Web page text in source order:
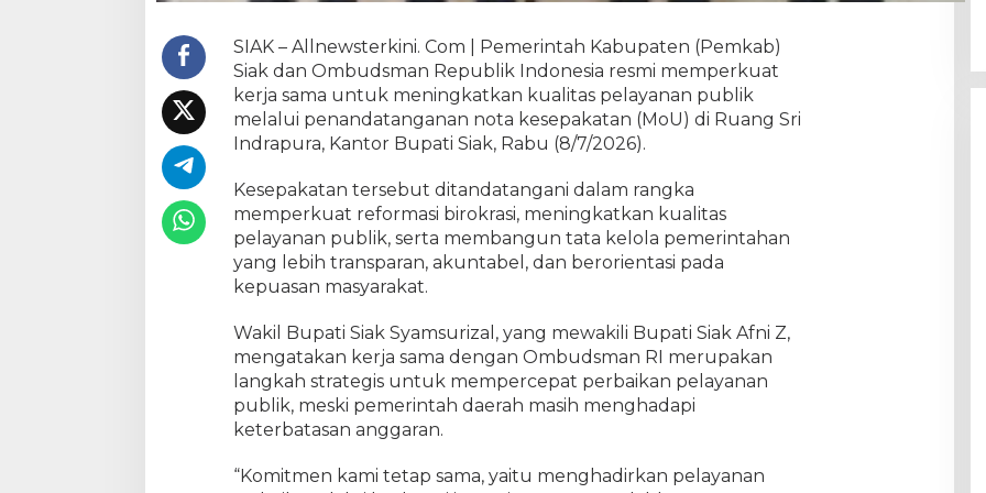
u
t
P
e
l
a
a
n
P
u
l
i
k
,
F
SIAK – Allnewsterkini. Com | Pemerintah Kabupaten (Pemkab)
Siak dan Ombudsman Republik Indonesia resmi memperkuat
kerja sama untuk meningkatkan kualitas pelayanan publik
melalui penandatanganan nota kesepakatan (MoU) di Ruang Sri
Indrapura, Kantor Bupati Siak, Rabu (8/7/2026).
Kesepakatan tersebut ditandatangani dalam rangka
memperkuat reformasi birokrasi, meningkatkan kualitas
pelayanan publik, serta membangun tata kelola pemerintahan
yang lebih transparan, akuntabel, dan berorientasi pada
kepuasan masyarakat.
Wakil Bupati Siak Syamsurizal, yang mewakili Bupati Siak Afni Z,
mengatakan kerja sama dengan Ombudsman RI merupakan
langkah strategis untuk mempercepat perbaikan pelayanan
publik, meski pemerintah daerah masih menghadapi
keterbatasan anggaran.
“Komitmen kami tetap sama, yaitu menghadirkan pelayanan